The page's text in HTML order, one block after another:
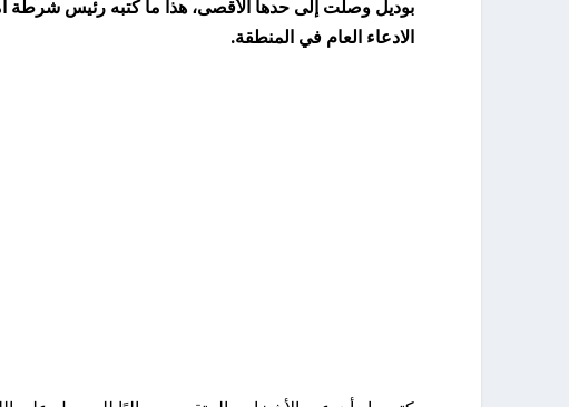
بوديل وصلت إلى حدها الأقصى، هذا ما كتبه رئيس شرطة
الادعاء العام في المنطقة.